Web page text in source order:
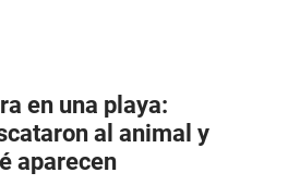
en una playa:
al animal y
aparecen